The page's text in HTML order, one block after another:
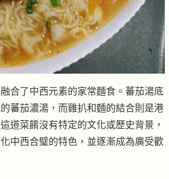
合了中西元素的家常麵食。蕃茄湯底
蕃茄濃湯，而雞扒和麵的結合則是港
道菜餚沒有特定的文化或歷史背景，
中西合璧的特色，並逐漸成為廣受歡